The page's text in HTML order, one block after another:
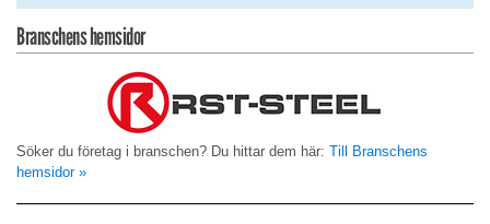
Branschens hemsidor
Söker du företag i branschen? Du hittar dem här: Till Branschens
hemsidor »